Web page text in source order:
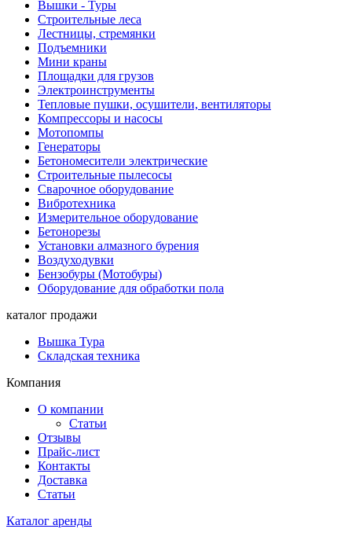
Вышки - Туры
Строительные леса
Лестницы, стремянки
Подъемники
Мини краны
Площадки для грузов
Электроинструменты
Тепловые пушки, осушители, вентиляторы
Компрессоры и насосы
Мотопомпы
Генераторы
Бетономесители электрические
Строительные пылесосы
Сварочное оборудование
Вибротехника
Измерительное оборудование
Бетонорезы
Установки алмазного бурения
Воздуходувки
Бензобуры (Мотобуры)
Оборудование для обработки пола
каталог продажи
Вышка Тура
Складская техника
Компания
О компании
Статьи
Отзывы
Прайс-лист
Контакты
Доставка
Статьи
Каталог аренды